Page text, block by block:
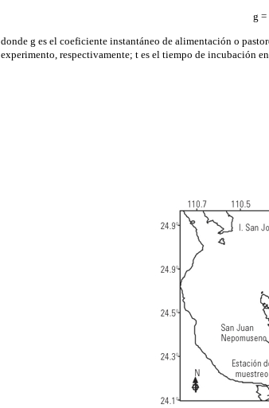
g
donde g es el coeficiente instantáneo de alimentación o
experimento, respectivamente; t es el tiempo de incubación